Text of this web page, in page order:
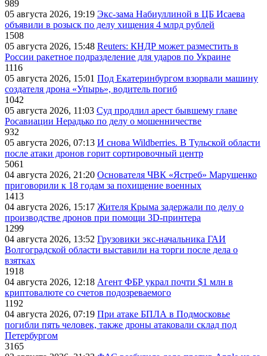
989
05 августа 2026, 19:19 Экс-зама Набиуллиной в ЦБ Исаева
объявили в розыск по делу хищения 4 млрд рублей
1508
05 августа 2026, 15:48 Reuters: КНДР может разместить в
России ракетное подразделение для ударов по Украине
1116
05 августа 2026, 15:01 Под Екатеринбургом взорвали машину
создателя дрона «Упырь», водитель погиб
1042
05 августа 2026, 11:03 Суд продлил арест бывшему главе
Росавиации Нерадько по делу о мошенничестве
932
05 августа 2026, 07:13 И снова Wildberries. В Тульской области
после атаки дронов горит сортировочный центр
5061
04 августа 2026, 21:20 Основателя ЧВК «Ястреб» Марущенко
приговорили к 18 годам за похищение военных
1413
04 августа 2026, 15:17 Жителя Крыма задержали по делу о
производстве дронов при помощи 3D‑принтера
1299
04 августа 2026, 13:52 Грузовики экс-начальника ГАИ
Волгоградской области выставили на торги после дела о
взятках
1918
04 августа 2026, 12:18 Агент ФБР украл почти $1 млн в
криптовалюте со счетов подозреваемого
1192
04 августа 2026, 07:19 При атаке БПЛА в Подмосковье
погибли пять человек, также дроны атаковали склад под
Петербургом
3165